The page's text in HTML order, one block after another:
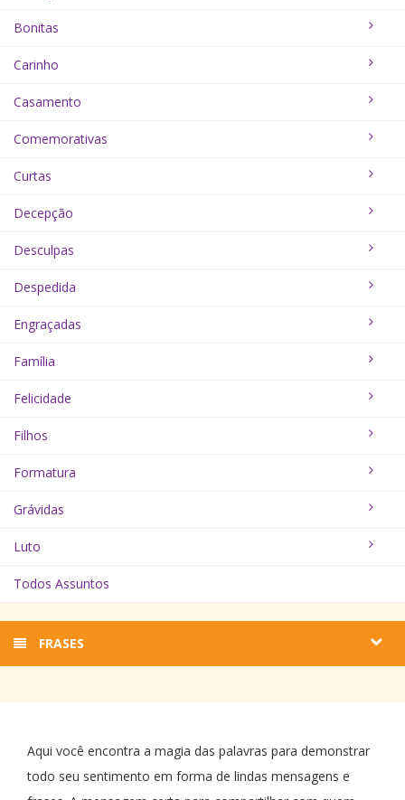
Bonitas
Carinho
Casamento
Comemorativas
Curtas
Decepção
Desculpas
Despedida
Engraçadas
Família
Felicidade
Filhos
Formatura
Grávidas
Luto
Todos Assuntos
FRASES
Aqui você encontra a magia das palavras para demonstrar
todo seu sentimento em forma de lindas mensagens e